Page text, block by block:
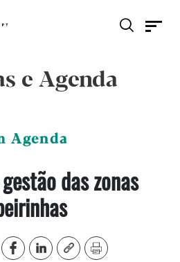
e Agenda
Agenda
das zonas